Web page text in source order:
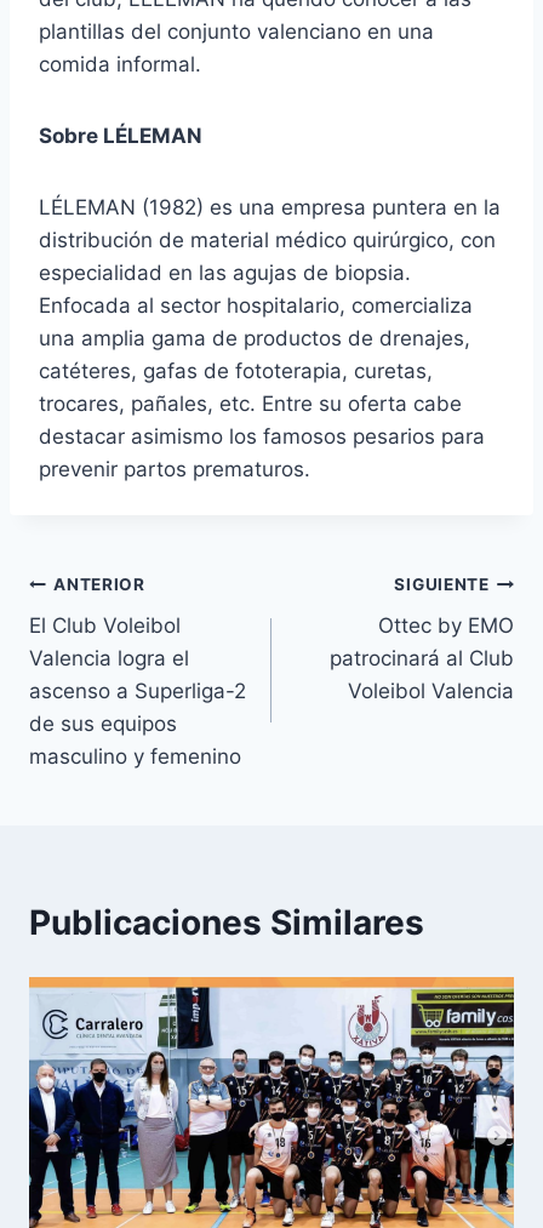
plantillas del conjunto valenciano en una
comida informal.
Sobre LÉLEMAN
LÉLEMAN (1982) es una empresa puntera en la
distribución de material médico quirúrgico, con
especialidad en las agujas de biopsia.
Enfocada al sector hospitalario, comercializa
una amplia gama de productos de drenajes,
catéteres, gafas de fototerapia, curetas,
trocares, pañales, etc. Entre su oferta cabe
destacar asimismo los famosos pesarios para
prevenir partos prematuros.
ANTERIOR
El Club Voleibol
Valencia logra el
ascenso a Superliga-2
de sus equipos
masculino y femenino
SIGUIENTE
Ottec by EMO
patrocinará al Club
Voleibol Valencia
Publicaciones Similares